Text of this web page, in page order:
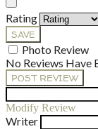
Rating
SAVE
Photo Review
No Reviews Have
POST REVIEW
Modify Review
Writer